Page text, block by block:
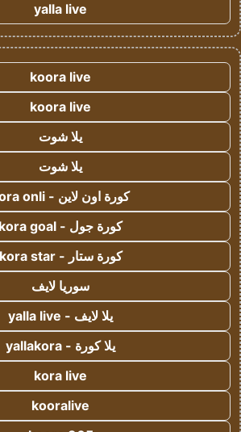
yalla live
koora live
koora live
يلا شوت
يلا شوت
كورة اون لاين - kora onli
كورة جول - kora goal
كورة ستار - kora star
سوريا لايف
يلا لايف - yalla live
يلا كورة - yallakora
kora live
kooralive